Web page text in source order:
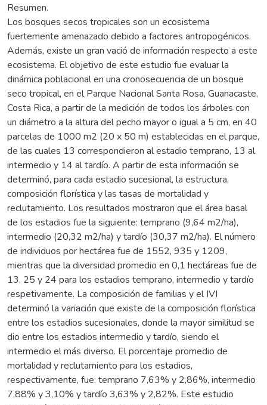
Resumen.
Los bosques secos tropicales son un ecosistema
fuertemente amenazado debido a factores antropogénicos.
Además, existe un gran vació de información respecto a este
ecosistema. El objetivo de este estudio fue evaluar la
dinámica poblacional en una cronosecuencia de un bosque
seco tropical, en el Parque Nacional Santa Rosa, Guanacaste,
Costa Rica, a partir de la medición de todos los árboles con
un diámetro a la altura del pecho mayor o igual a 5 cm, en 40
parcelas de 1000 m2 (20 x 50 m) establecidas en el parque,
de las cuales 13 correspondieron al estadio temprano, 13 al
intermedio y 14 al tardío. A partir de esta información se
determinó, para cada estadio sucesional, la estructura,
composición florística y las tasas de mortalidad y
reclutamiento. Los resultados mostraron que el área basal
de los estadios fue la siguiente: temprano (9,64 m2/ha),
intermedio (20,32 m2/ha) y tardío (30,37 m2/ha). El número
de individuos por hectárea fue de 1552, 935 y 1209,
mientras que la diversidad promedio en 0,1 hectáreas fue de
13, 25 y 24 para los estadios temprano, intermedio y tardío
respetivamente. La composición de familias y el IVI
determinó la variación que existe de la composición florística
entre los estadios sucesionales, donde la mayor similitud se
dio entre los estadios intermedio y tardío, siendo el
intermedio el más diverso. El porcentaje promedio de
mortalidad y reclutamiento para los estadios,
respectivamente, fue: temprano 7,63% y 2,86%, intermedio
7,88% y 3,10% y tardío 3,63% y 2,82%. Este estudio